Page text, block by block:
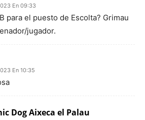
En 09:33
para el puesto de Escolta? Grimau
jugador.
En 10:35
Dog Aixeca el Palau